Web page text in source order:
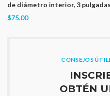
de diámetro interior, 3
$75.00
CONSEJOS
OBTÉN